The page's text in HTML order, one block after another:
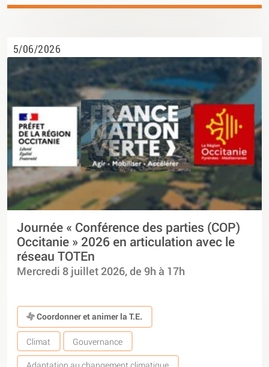
5/06/2026
Journée « Conférence des parties (COP)
Occitanie » 2026 en articulation avec le
réseau TOTEn
Mercredi 8 juillet 2026, de 9h à 17h
Coordonner et animer la T.E.
Climat Gouvernance